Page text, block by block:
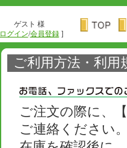
ゲスト 様
ログイン/会員登録]
ご利用方法・利用
ご注文の際に、
ご連絡ください